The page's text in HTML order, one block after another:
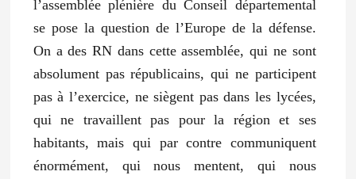
l’assemblée plénière du Conseil départemental
se pose la question de l’Europe de la défense.
On a des RN dans cette assemblée, qui ne sont
absolument pas républicains, qui ne participent
pas à l’exercice, ne siègent pas dans les lycées,
qui ne travaillent pas pour la région et ses
habitants, mais qui par contre communiquent
énormément, qui nous mentent, qui nous